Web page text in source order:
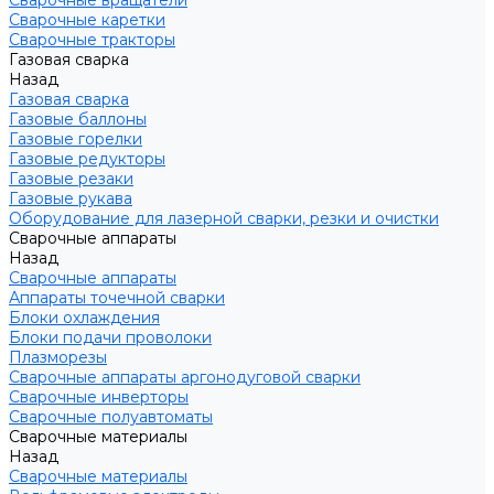
Сварочные каретки
Сварочные тракторы
Газовая сварка
Назад
Газовая сварка
Газовые баллоны
Газовые горелки
Газовые редукторы
Газовые резаки
Газовые рукава
Оборудование для лазерной сварки, резки и очистки
Сварочные аппараты
Назад
Сварочные аппараты
Аппараты точечной сварки
Блоки охлаждения
Блоки подачи проволоки
Плазморезы
Сварочные аппараты аргонодуговой сварки
Сварочные инверторы
Сварочные полуавтоматы
Сварочные материалы
Назад
Сварочные материалы